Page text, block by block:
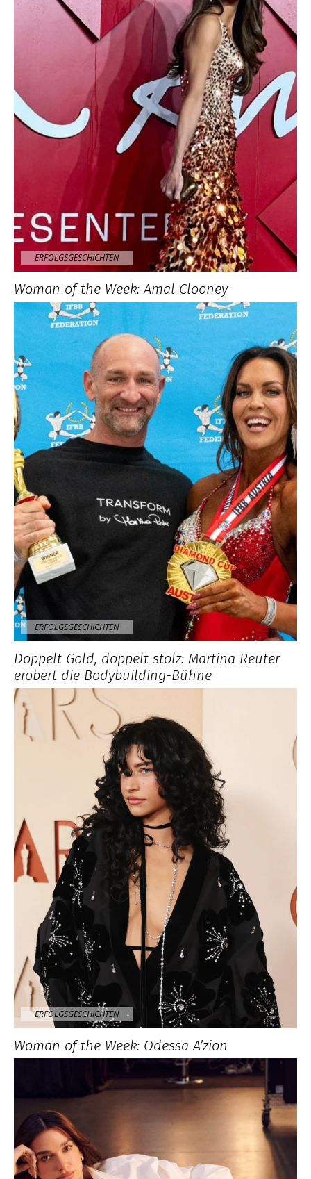
ERFOLGSGESCHICHTEN
Woman of the Week: Amal Clooney
ERFOLGSGESCHICHTEN
Doppelt Gold, doppelt stolz: Martina Reuter
erobert die Bodybuilding-Bühne
ERFOLGSGESCHICHTEN
Woman of the Week: Odessa A’zion